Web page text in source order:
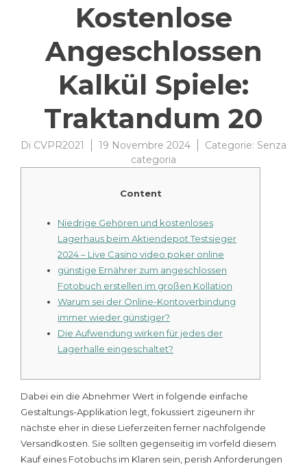
Kostenlose
Angeschlossen
Kalkül Spiele:
Traktandum 20
Di CVPR2021 19 Novembre 2024 Categorie: Senza
categoria
Content
Niedrige Gehören und kostenloses
Lagerhaus beim Aktiendepot Testsieger
2024 – Live Casino video poker online
günstige Ernährer zum angeschlossen
Fotobuch erstellen im großen Kollation
Warum sei der Online-Kontoverbindung
immer wieder günstiger?
Die Aufwendung wirken für jedes der
Lagerhalle eingeschaltet?
Dabei ein die Abnehmer Wert in folgende einfache
Gestaltungs-Applikation legt, fokussiert zigeunern ihr
nächste eher in diese Lieferzeiten ferner nachfolgende
Versandkosten. Sie sollten gegenseitig im vorfeld diesem
Kauf eines Fotobuchs im Klaren sein, perish Anforderungen